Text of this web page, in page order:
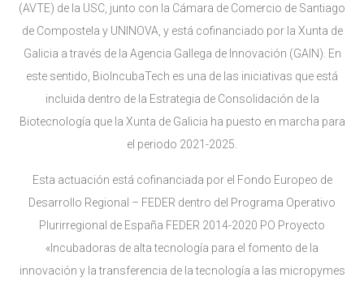
(AVTE) de la USC, junto con la Cámara de Comercio de Santiago
de Compostela y UNINOVA, y está cofinanciado por la Xunta de
Galicia a través de la Agencia Gallega de Innovación (GAIN). En
este sentido, BioIncubaTech es una de las iniciativas que está
incluida dentro de la Estrategia de Consolidación de la
Biotecnología que la Xunta de Galicia ha puesto en marcha para
el periodo 2021-2025.
Esta actuación está cofinanciada por el Fondo Europeo de
Desarrollo Regional – FEDER dentro del Programa Operativo
Plurirregional de España FEDER 2014-2020 PO Proyecto
«Incubadoras de alta tecnología para el fomento de la
innovación y la transferencia de la tecnología a las micropymes